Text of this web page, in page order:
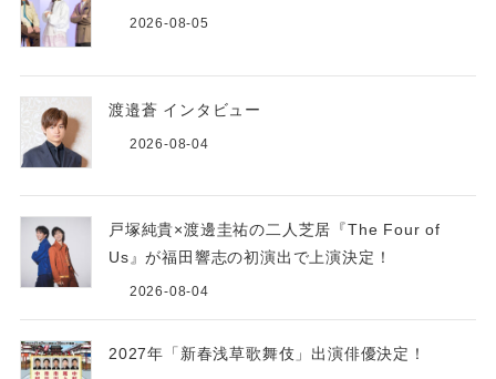
2026-08-05
渡邉蒼 インタビュー
2026-08-04
戸塚純貴×渡邊圭祐の二人芝居『The Four of
Us』が福田響志の初演出で上演決定！
2026-08-04
2027年「新春浅草歌舞伎」出演俳優決定！